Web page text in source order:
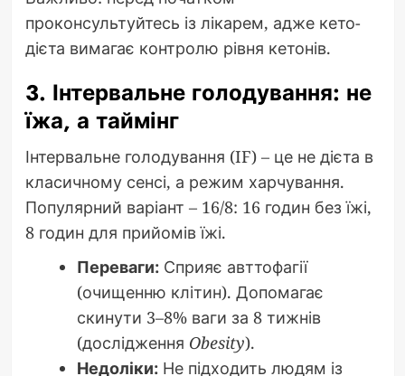
проконсультуйтесь із лікарем, адже кето-
дієта вимагає контролю рівня кетонів.
3. Інтервальне голодування: не
їжа, а таймінг
Інтервальне голодування (IF) – це не дієта в
класичному сенсі, а режим харчування.
Популярний варіант – 16/8: 16 годин без їжі,
8 годин для прийомів їжі.
Переваги:Сприяє авттофагії
(очищенню клітин). Допомагає
скинути 3–8% ваги за 8 тижнів
(дослідження Obesity).
Недоліки:Не підходить людям із